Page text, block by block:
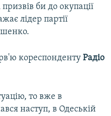
би до окупації
лідер партії
кореспонденту Радіо
то вже в
наступ, в Одеській